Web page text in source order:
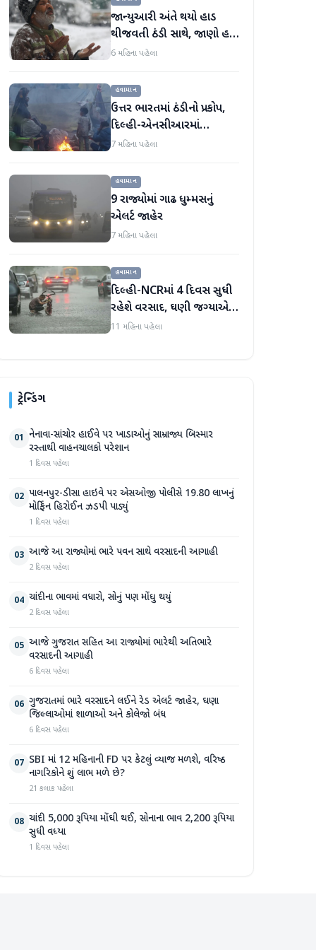
જાન્યુઆરી અંતે થયો હાડ
થીજવતી ઠંડી સાથે, જાણો હવે
કેવું રહેશે ફેબ્રુઆરીનું હવામાન
6 મહિના પહેલા
હવામાન
ઉત્તર ભારતમાં ઠંડીનો પ્રકોપ,
દિલ્હી-એનસીઆરમાં
વરસાદની શક્યતા, જાણો નવા
7 મહિના પહેલા
હવામાન
9 રાજ્યોમાં ગાઢ ધુમ્મસનું
એલર્ટ જાહેર
7 મહિના પહેલા
હવામાન
દિલ્હી-NCRમાં 4 દિવસ સુધી
રહેશે વરસાદ, ઘણી જગ્યાએ
રેડ એલર્ટ, જાણો મહારાષ્ટ્ર
11 મહિના પહેલા
ટ્રેન્ડિંગ
01 નેનાવા-સાંચોર હાઈવે પર ખાડાઓનું સામ્રાજ્ય બિસ્માર
રસ્તાથી વાહનચાલકો પરેશાન
1 દિવસ પહેલા
02 પાલનપુર-ડીસા હાઇવે પર એસઓજી પોલીસે 19.80 લાખનું
મોર્ફિન હિરોઈન ઝડપી પાડ્યું
1 દિવસ પહેલા
03 આજે આ રાજ્યોમાં ભારે પવન સાથે વરસાદની આગાહી
2 દિવસ પહેલા
04 ચાંદીના ભાવમાં વધારો, સોનું પણ મોંઘુ થયું
2 દિવસ પહેલા
05 આજે ગુજરાત સહિત આ રાજ્યોમાં ભારેથી અતિભારે
વરસાદની આગાહી
6 દિવસ પહેલા
06 ગુજરાતમાં ભારે વરસાદને લઈને રેડ એલર્ટ જાહેર, ઘણા
જિલ્લાઓમાં શાળાઓ અને કોલેજો બંધ
6 દિવસ પહેલા
07 SBI માં 12 મહિનાની FD પર કેટલું વ્યાજ મળશે, વરિષ્ઠ
નાગરિકોને શું લાભ મળે છે?
21 કલાક પહેલા
08 ચાંદી 5,000 રૂપિયા મોંઘી થઈ, સોનાના ભાવ 2,200 રૂપિયા
સુધી વધ્યા
1 દિવસ પહેલા